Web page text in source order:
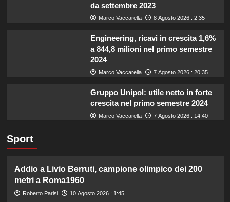
da settembre 2023
Marco Vaccarella 8 Agosto 2026 : 2:35
Engineering, ricavi in crescita 1,6%
a 844,8 milioni nel primo semestre
2024
Marco Vaccarella 7 Agosto 2026 : 20:35
Gruppo Unipol: utile netto in forte
crescita nel primo semestre 2024
Marco Vaccarella 7 Agosto 2026 : 14:40
Sport
Addio a Livio Berruti, campione olimpico dei 200
metri a Roma1960
Roberto Parisi 10 Agosto 2026 : 1:45